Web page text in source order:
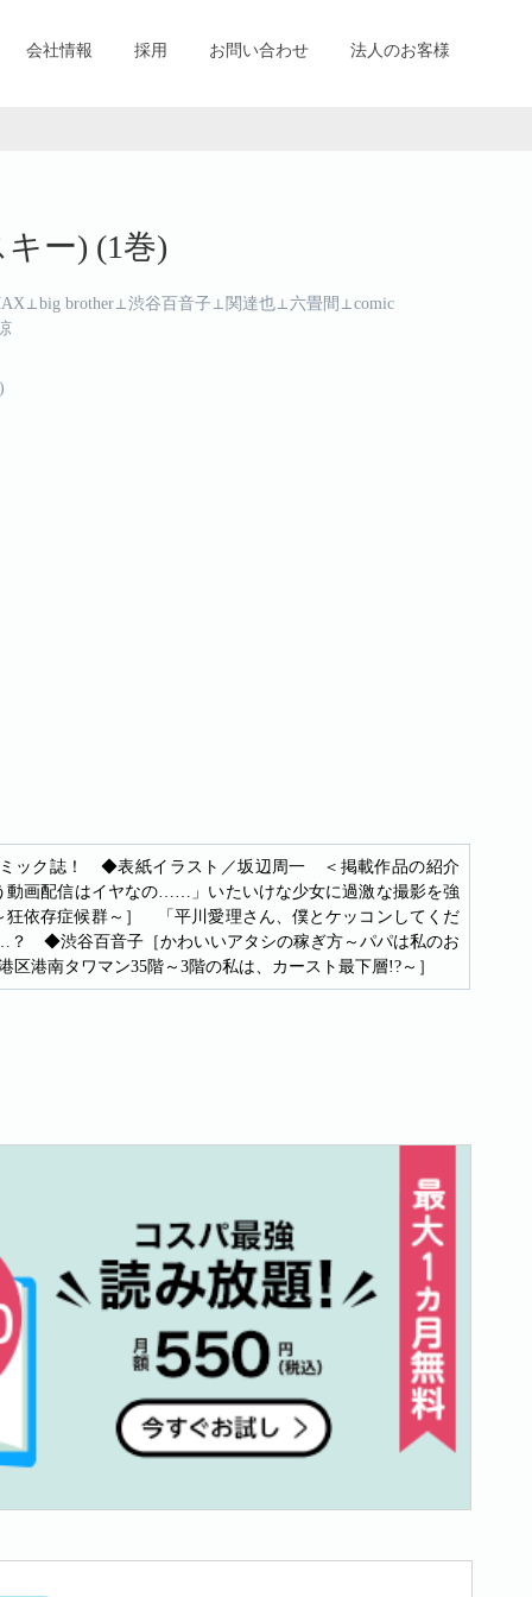
会社情報 採用 お問い合わせ 法人のお客様
ー) (1巻)
brother⊥渋谷百音子⊥関達也⊥六畳間⊥comic
ック誌！ ◆表紙イラスト／坂辺周一 ＜掲載作品の紹介
画配信はイヤなの……」いたいけな少女に過激な撮影を強
依存症候群～］ 「平川愛理さん、僕とケッコンしてくだ
◆渋谷百音子［かわいいアタシの稼ぎ方～パパは私のお
南タワマン35階～3階の私は、カースト最下層!?～］